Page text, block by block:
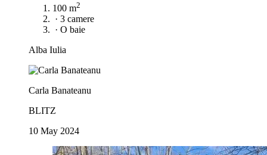
100 m2
· 3 camere
· O baie
Alba Iulia
Carla Banateanu
BLITZ
10 May 2024